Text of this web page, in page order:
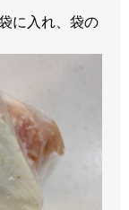
に入れ、袋の